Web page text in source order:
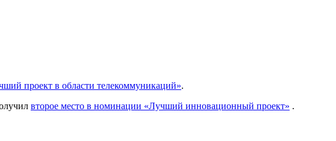
проект в области телекоммуникаций».
второе место в номинации «Лучший инновационный проект» .